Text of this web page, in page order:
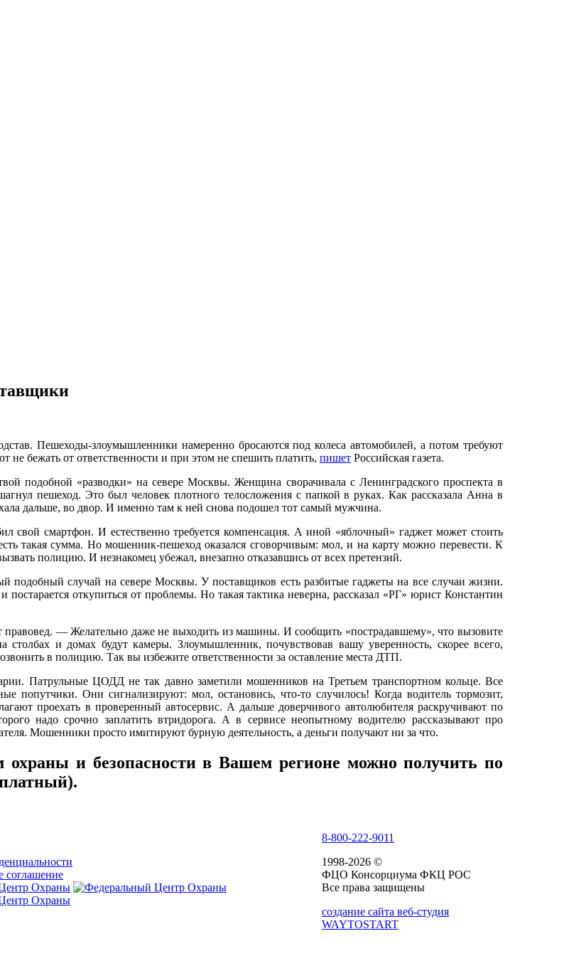
Пешеходы-злоумышленники намеренно бросаются под колеса автомобилей, а потом требуют
бежать от ответственности и при этом не спешить платить, пишет Российская газета.
подобной «разводки» на севере Москвы. Женщина сворачивала с Ленинградского проспекта в
пешеход. Это был человек плотного телосложения с папкой в руках. Как рассказала Анна в
дальше, во двор. И именно там к ней снова подошел тот самый мужчина.
свой смартфон. И естественно требуется компенсация. А иной «яблочный» гаджет может стоить
такая сумма. Но мошенник-пешеход оказался сговорчивым: мол, и на карту можно перевести. К
полицию. И незнакомец убежал, внезапно отказавшись от всех претензий.
подобный случай на севере Москвы. У поставщиков есть разбитые гаджеты на все случаи жизни.
постарается откупиться от проблемы. Но такая тактика неверна, рассказал «РГ» юрист Константин
правовед. — Желательно даже не выходить из машины. И сообщить «пострадавшему», что вызовите
и домах будут камеры. Злоумышленник, почувствовав вашу уверенность, скорее всего,
в полицию. Так вы избежите ответственности за оставление места ДТП.
Патрульные ЦОДД не так давно заметили мошенников на Третьем транспортном кольце. Все
попутчики. Они сигнализируют: мол, остановись, что-то случилось! Когда водитель тормозит,
проехать в проверенный автосервис. А дальше доверчивого автолюбителя раскручивают по
надо срочно заплатить втридорога. А в сервисе неопытному водителю рассказывают про
Мошенники просто имитируют бурную деятельность, а деньги получают ни за что.
и безопасности в Вашем регионе можно получить по
соглашение
8-800-222-9011
1998-2026 ©
ФЦО Консорциума ФКЦ РОС
Все права защищены
создание сайта веб-студия
WAYTOSTART